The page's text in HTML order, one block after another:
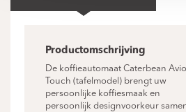
Productomschrijving
De koffieautomaat Caterbean
Touch (tafelmodel) brengt uw
persoonlijke koffiesmaak en
persoonlijk designvoorkeur